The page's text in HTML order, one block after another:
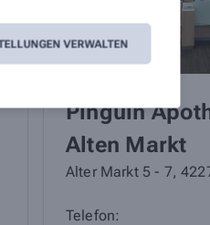
VERWALTEN
Pinguin
Alten Markt
Alter Markt 5 - 7,
Telefon: